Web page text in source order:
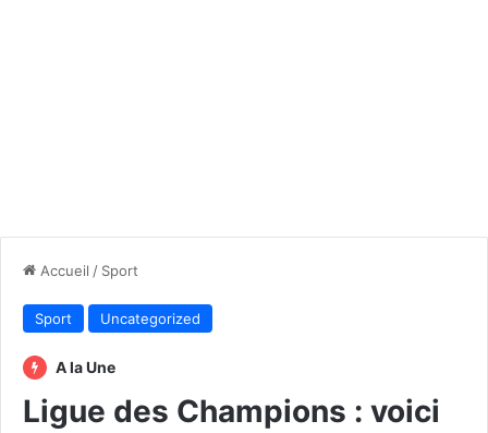
Accueil / Sport
Sport Uncategorized
A la Une
Ligue des Champions : voici